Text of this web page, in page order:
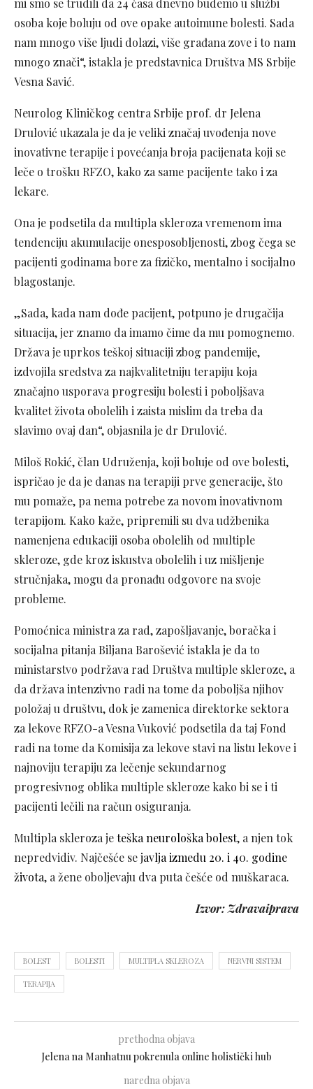
mi smo se trudili da 24 časa dnevno budemo u službi
osoba koje boluju od ove opake autoimune bolesti. Sada
nam mnogo više ljudi dolazi, više građana zove i to nam
mnogo znači“, istakla je predstavnica Društva MS Srbije
Vesna Savić.
Neurolog Kliničkog centra Srbije prof. dr Jelena
Drulović ukazala je da je veliki značaj uvođenja nove
inovativne terapije i povećanja broja pacijenata koji se
leče o trošku RFZO, kako za same pacijente tako i za
lekare.
Ona je podsetila da multipla skleroza vremenom ima
tendenciju akumulacije onesposobljenosti, zbog čega se
pacijenti godinama bore za fizičko, mentalno i socijalno
blagostanje.
„Sada, kada nam dođe pacijent, potpuno je drugačija
situacija, jer znamo da imamo čime da mu pomognemo.
Država je uprkos teškoj situaciji zbog pandemije,
izdvojila sredstva za najkvalitetniju terapiju koja
značajno usporava progresiju bolesti i poboljšava
kvalitet života obolelih i zaista mislim da treba da
slavimo ovaj dan“, objasnila je dr Drulović.
Miloš Rokić, član Udruženja, koji boluje od ove bolesti,
ispričao je da je danas na terapiji prve generacije, što
mu pomaže, pa nema potrebe za novom inovativnom
terapijom. Kako kaže, pripremili su dva udžbenika
namenjena edukaciji osoba obolelih od multiple
skleroze, gde kroz iskustva obolelih i uz mišljenje
stručnjaka, mogu da pronađu odgovore na svoje
probleme.
Pomoćnica ministra za rad, zapošljavanje, boračka i
socijalna pitanja Biljana Barošević istakla je da to
ministarstvo podržava rad Društva multiple skleroze, a
da država intenzivno radi na tome da poboljša njihov
položaj u društvu, dok je zamenica direktorke sektora
za lekove RFZO-a Vesna Vuković podsetila da taj Fond
radi na tome da Komisija za lekove stavi na listu lekove i
najnoviju terapiju za lečenje sekundarnog
progresivnog oblika multiple skleroze kako bi se i ti
pacijenti lečili na račun osiguranja.
Multipla skleroza jeteška neurološka bolest, a njen tok
nepredvidiv. Najčešće sejavlja izmedu 20. i 40. godine
života, a žene oboljevaju dva puta češće od muškaraca.
Izvor: Zdravaiprava
BOLEST BOLESTI MULTIPLA SKLEROZA NERVNI SISTEM
TERAPIJA
prethodna objava
Jelena na Manhatnu pokrenula online holistički hub
naredna objava